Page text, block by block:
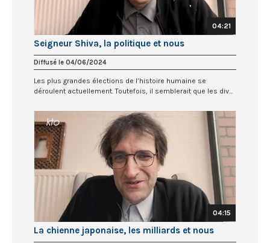
04:21
Seigneur Shiva, la politique et nous
Diffusé le 04/06/2024
Les plus grandes élections de l’histoire humaine se
déroulent actuellement. Toutefois, il semblerait que les div...
04:15
La chienne japonaise, les milliards et nous